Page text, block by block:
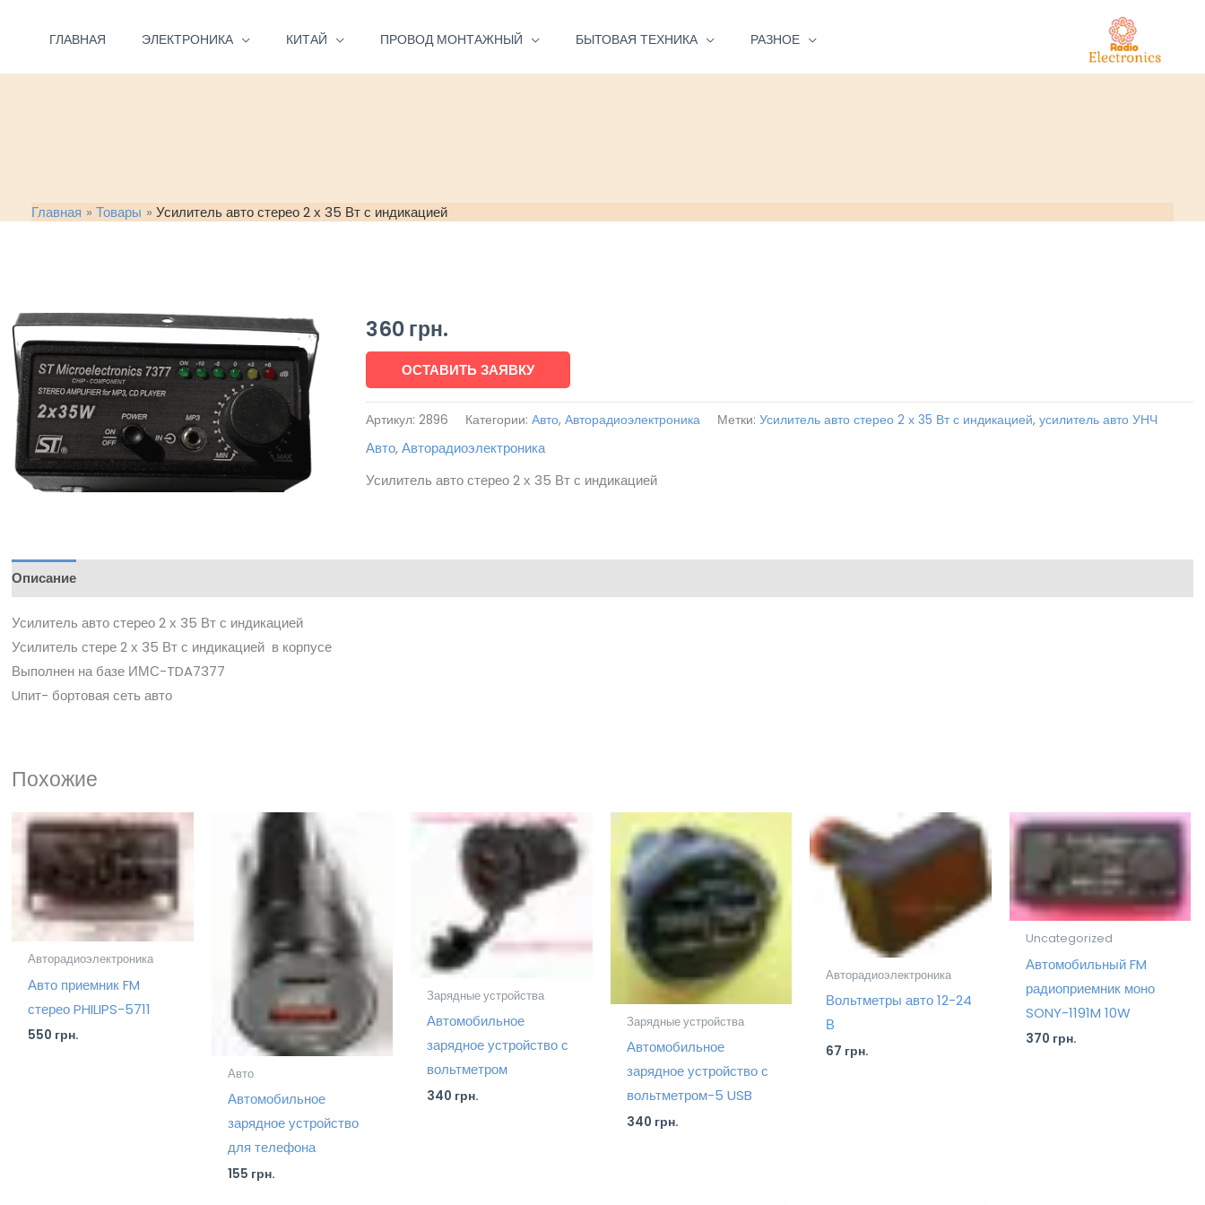
ГЛАВНАЯ ЭЛЕКТРОНИКА КИТАЙ ПРОВОД МОНТАЖНЫЙ БЫТОВАЯ ТЕХНИКА РАЗНОЕ
Главная Товары Усилитель авто стерео 2 х 35 Вт с индикацией
360грн.
ОСТАВИТЬ ЗАЯВКУ
Артикул:2896 Категории:Авто,Авторадиоэлектроника Метки:Усилитель авто стерео 2 х 35 Вт с индикацией,усилитель авто УНЧ
Авто,Авторадиоэлектроника
Усилитель авто стерео 2 х 35 Вт с индикацией
Описание
Усилитель авто стерео 2 х 35 Вт с индикацией
Усилитель стере 2 х 35 Вт с индикацией в корпусе
Выполнен на базе ИМС-TDA7377
Uпит- бортовая сеть авто
Похожие
Авторадиоэлектроника
Авто приемник FM
стерео PHILIPS-5711
550 грн.
Авто
Автомобильное
зарядное устройство
для телефона
155 грн.
Зарядные устройства
Автомобильное
зарядное устройство с
вольтметром
340 грн.
Зарядные устройства
Автомобильное
зарядное устройство с
вольтметром-5 USB
340 грн.
Авторадиоэлектроника
Вольтметры авто 12-24
В
67 грн.
Uncategorized
Автомобильный FM
радиоприемник моно
SONY-1191M 10W
370 грн.